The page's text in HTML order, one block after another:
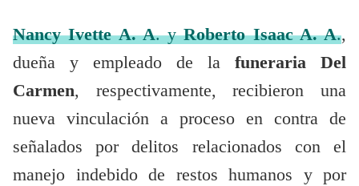
Nancy Ivette A. A. yRoberto Isaac A. A.,
dueña y empleado de la funeraria Del
Carmen, respectivamente, recibieron una
nueva vinculación a proceso en contra de
señalados por delitos relacionados con el
manejo indebido de restos humanos y por